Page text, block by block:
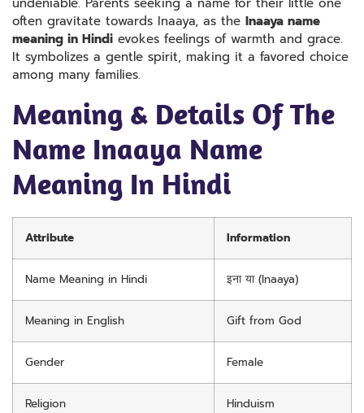
often gravitate towards Inaaya, as the Inaaya name
meaning in Hindi evokes feelings of warmth and grace.
It symbolizes a gentle spirit, making it a favored choice
among many families.
Meaning & Details Of The
Name Inaaya Name
Meaning In Hindi
Attribute Information
Name Meaning in Hindi इना या (Inaaya)
Meaning in English Gift from God
Gender Female
Religion Hinduism